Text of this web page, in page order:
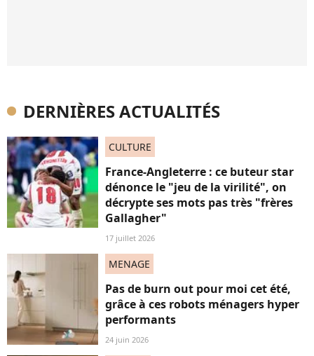
DERNIÈRES ACTUALITÉS
CULTURE
France-Angleterre : ce buteur star
dénonce le "jeu de la virilité", on
décrypte ses mots pas très "frères
Gallagher"
17 juillet 2026
MENAGE
Pas de burn out pour moi cet été,
grâce à ces robots ménagers hyper
performants
24 juin 2026